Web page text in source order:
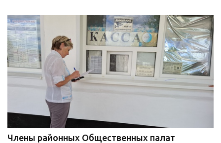
Члены районных Общественных палат